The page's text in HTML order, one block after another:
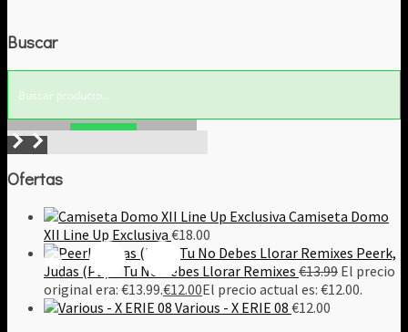
Buscar
Ofertas
Camiseta Domo
XII Line Up Exclusiva €18.00
Peerk,
Judas (PE) – Tu No Debes Llorar Remixes €13.99 El precio
original era: €13.99.€12.00El precio actual es: €12.00.
Various - X ERIE 08 €12.00